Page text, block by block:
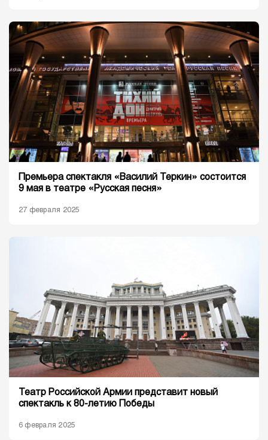
Премьера спектакля «Василий Теркин» состоится
9 мая в театре «Русская песня»
27 февраля 2025
Театр Российской Армии представит новый
спектакль к 80-летию Победы
6 февраля 2025